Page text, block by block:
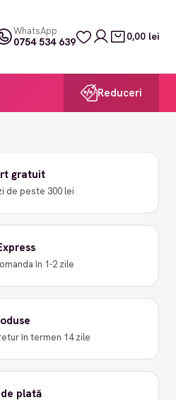
WhatsApp
0754 534 639 0,00 lei
Reduceri
gratuit
de peste 300 lei
în 1-2 zile
în termen 14 zile
plată